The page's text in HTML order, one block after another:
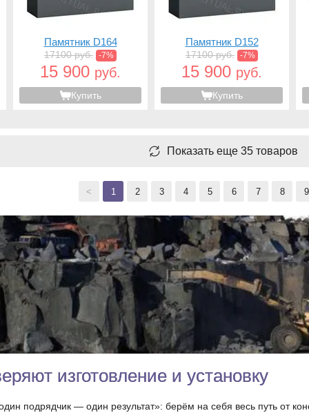
Памятник D164
17100 руб. -7%
15 900 руб.
Купить
Памятник D152
17100 руб. -7%
15 900 руб.
Купить
Показать еще 35 товаров
< 1 2 3 4 5 6 7 8 9
изготовление и установку
подрядчик — один результат»: берём на себя весь путь от